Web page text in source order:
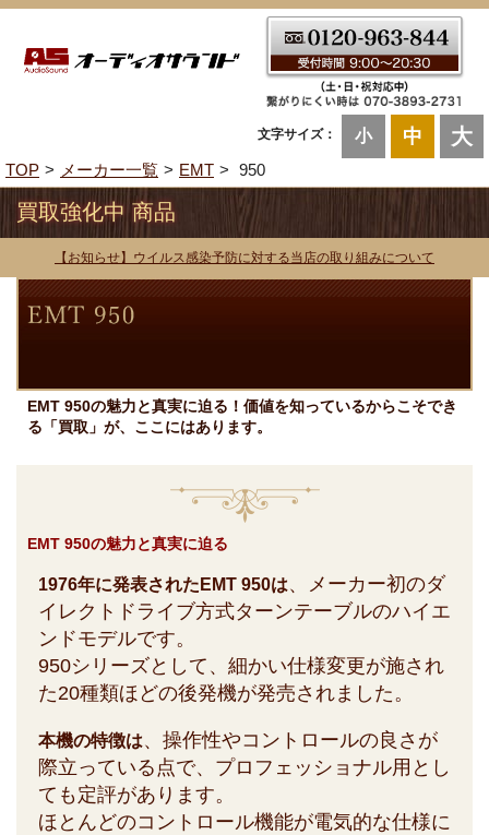
文字サイズ： 小 中 大
TOP メーカー一覧 EMT 950
買取強化中 商品
【お知らせ】ウイルス感染予防に対する当店の取り組みについて
EMT 950の魅力と真実に迫る！価値を知っているからこそでき
る「買取」が、ここにはあります。
EMT 950の魅力と真実に迫る
1976年に発表されたEMT 950は、メーカー初のダ
イレクトドライブ方式ターンテーブルのハイエ
ンドモデルです。
950シリーズとして、細かい仕様変更が施され
た20種類ほどの後発機が発売されました。
本機の特徴は、操作性やコントロールの良さが
際立っている点で、プロフェッショナル用とし
ても定評があります。
ほとんどのコントロール機能が電気的な仕様に